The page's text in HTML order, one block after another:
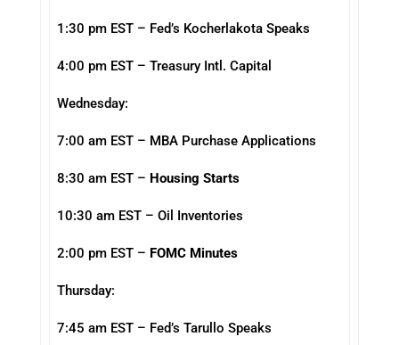
1:30 pm EST – Fed’s Kocherlakota Speaks
4:00 pm EST – Treasury Intl. Capital
Wednesday:
7:00 am EST – MBA Purchase Applications
8:30 am EST – Housing Starts
10:30 am EST – Oil Inventories
2:00 pm EST – FOMC Minutes
Thursday:
7:45 am EST – Fed’s Tarullo Speaks